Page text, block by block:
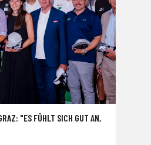
"ES FÜHLT SICH GUT AN,